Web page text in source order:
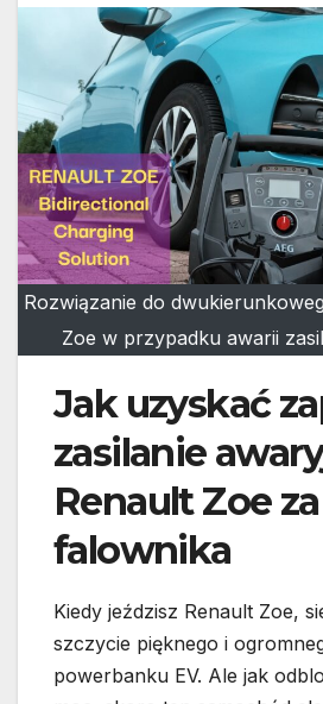
Rozwiązanie do
Zoe w przypadku awarii
Jak uzyskać
zasilanie
Renault Zoe
falownika
Kiedy jeździsz Renault Zoe,
szczycie pięknego i
powerbanku EV. Ale jak